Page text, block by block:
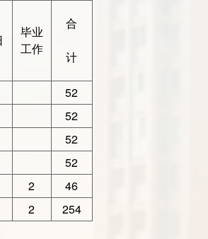
毕业
工作
合
计
52
52
52
52
2
46
2
254